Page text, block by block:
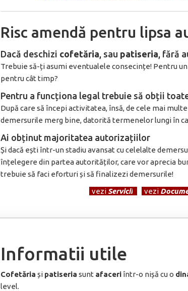
Risc amendă pentru lipsa
Dacă deschizi cofetăria, sau patiseria, fără
Trebuie să-ți asumi eventualele consecințe! Pentru
pentru cât timp?
Pentru a funcționa legal trebuie să obții
După care să începi activitatea, însă, de cele mai
demersurile merg bine, datorită termenelor lungi în
Ai obținut majoritatea autorizațiilor
Și dacă ești într-un stadiu avansat cu celelalte
înțelegere din partea autorităților, care vor aprecia
trebuie să faci eforturi și să finalizezi demersurile!
veziServicii vezi
Informatii utile
Cofetăria și patiseria sunt afaceriîntr-o nișă cu o
level.